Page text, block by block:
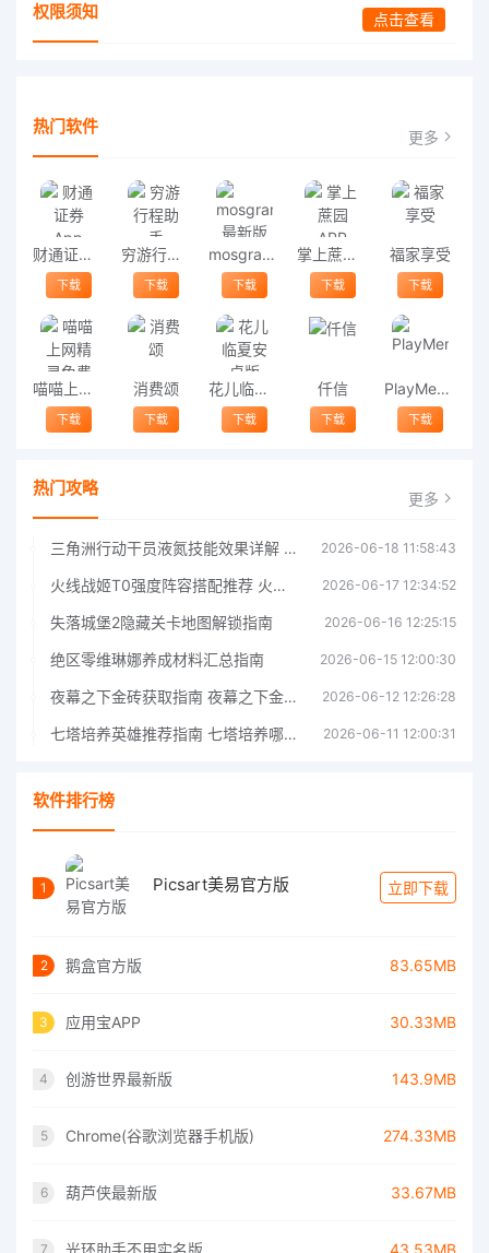
权限须知 点击查看
热门软件 更多
财通证券App
下载
穷游行程助手
下载
mosgram最新版
下载
掌上蔗园APP
下载
福家享受
下载
喵喵上网精灵免费版
下载
消费颂
下载
花儿临夏安卓版
下载
仟信
下载
PlayMemoriesMobile
下载
热门攻略 更多
三角洲行动干员液氮技能效果详解 三角洲行动干员液氮技能介绍 2026-06-18 11:58:43
火线战姬T0强度阵容搭配推荐 火线战姬T0强度阵容哪个好 2026-06-17 12:34:52
失落城堡2隐藏关卡地图解锁指南 2026-06-16 12:25:15
绝区零维琳娜养成材料汇总指南 2026-06-15 12:00:30
夜幕之下金砖获取指南 夜幕之下金砖获取方法 2026-06-12 12:26:28
七塔培养英雄推荐指南 七塔培养哪个英雄好 2026-06-11 12:00:31
软件排行榜
1 Picsart美易官方版 立即下载
2 鹅盒官方版 83.65MB
3 应用宝APP 30.33MB
4 创游世界最新版 143.9MB
5 Chrome(谷歌浏览器手机版) 274.33MB
6 葫芦侠最新版 33.67MB
7 光环助手不用实名版 43.53MB